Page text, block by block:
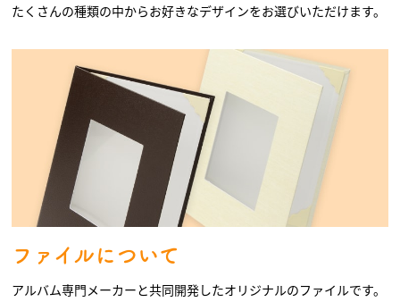
たくさんの種類の中からお好きなデザインをお選びいただけます。
ファイルについて
アルバム専門メーカーと共同開発したオリジナルのファイルです。